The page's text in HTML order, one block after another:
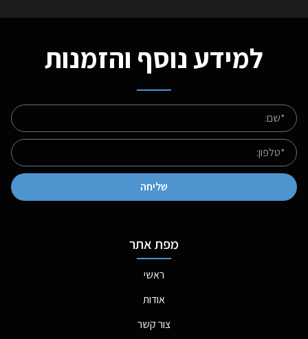
למידע נוסף והזמנות
שליחה
מפת אתר
ראשי
אודות
צור קשר